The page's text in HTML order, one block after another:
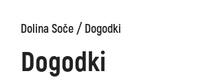
Dolina Soče/Dogodki
Dogodki